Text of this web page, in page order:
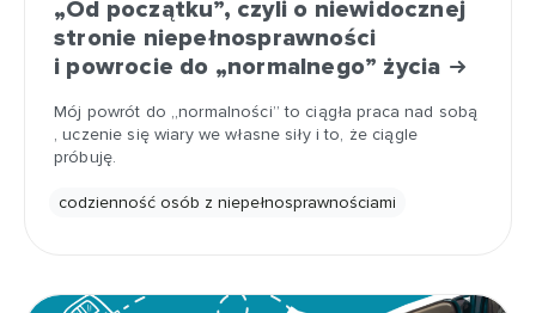
„Od początku”, czyli o niewidocznej
stronie niepełnosprawności
i powrocie do „normalnego” życia
Mój powrót do „normalności” to ciągła praca nad sobą
, uczenie się wiary we własne siły i to, że ciągle
próbuję.
codzienność osób z niepełnosprawnościami